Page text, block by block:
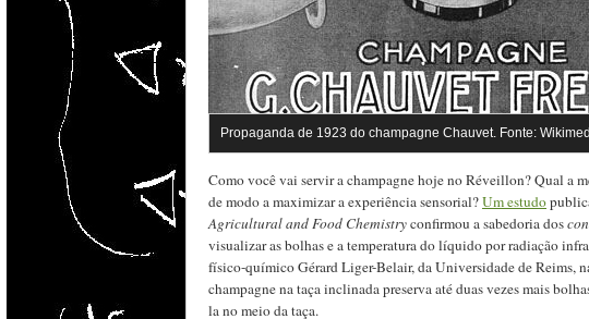
Propaganda de 1923 do champagne Chauvet. Fonte:
Como você vai servir a champagne hoje no Réveillon? Qual a
de modo a maximizar a experiência sensorial?Um estudo
Agricultural and Food Chemistryconfirmou a sabedoria dos
visualizar as bolhas e a temperatura do líquido por radiação
físico-químico Gérard Liger-Belair, da Universidade de Reims,
champagne na taça inclinada preserva até duas vezes mais
la no meio da taça.